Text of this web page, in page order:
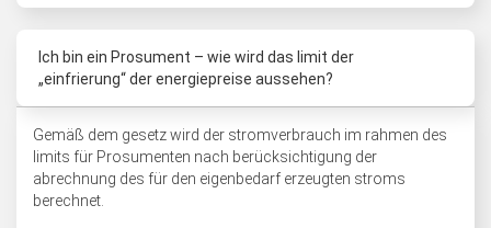
Ich bin ein Prosument – wie wird das limit der
„einfrierung“ der energiepreise aussehen?
Gemäß dem gesetz wird der stromverbrauch im rahmen des
limits für Prosumenten nach berücksichtigung der
abrechnung des für den eigenbedarf erzeugten stroms
berechnet.